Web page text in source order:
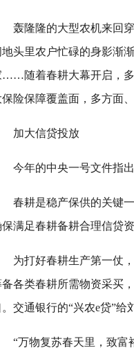
轰隆隆的大型农机来回
地头里农户忙碌的身影渐
……随着春耕大幕开启，多
保险保障覆盖面，多方面
加大信贷投放
今年的中央一号文件指
春耕是稳产保供的关键
满足春耕备耕合理信贷
为打好春耕生产第一仗
备各类春耕所需物资采买
。交通银行的“兴农e贷”给
“万物复苏春天里，致富